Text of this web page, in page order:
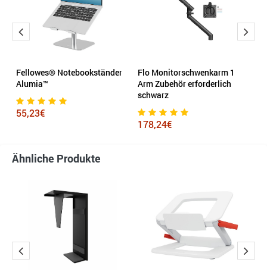
Fellowes® Notebookständer
Alumia™
55,23€
Flo Monitorschwenkarm 1
Arm Zubehör erforderlich
schwarz
178,24€
Ähnliche Produkte